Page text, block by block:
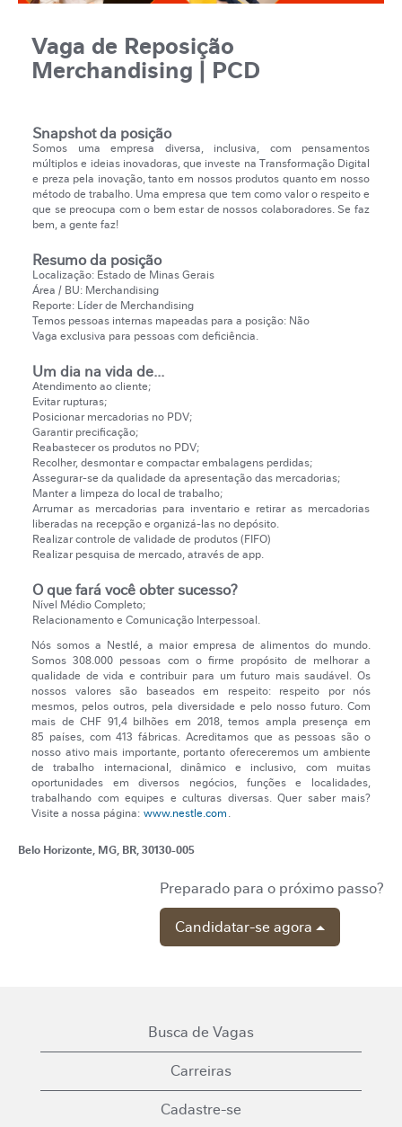
Vaga de Reposição
Merchandising | PCD
Snapshot da posição
Somos uma empresa diversa, inclusiva, com pensamentos
múltiplos e ideias inovadoras, que investe na Transformação Digital
e preza pela inovação, tanto em nossos produtos quanto em nosso
método de trabalho. Uma empresa que tem como valor o respeito e
que se preocupa com o bem estar de nossos colaboradores. Se faz
bem, a gente faz!
Resumo da posição
Localização: Estado de Minas Gerais
Área / BU: Merchandising
Reporte: Líder de Merchandising
Temos pessoas internas mapeadas para a posição: Não
Vaga exclusiva para pessoas com deficiência.
Um dia na vida de...
Atendimento ao cliente;
Evitar rupturas;
Posicionar mercadorias no PDV;
Garantir precificação;
Reabastecer os produtos no PDV;
Recolher, desmontar e compactar embalagens perdidas;
Assegurar-se da qualidade da apresentação das mercadorias;
Manter a limpeza do local de trabalho;
Arrumar as mercadorias para inventario e retirar as mercadorias
liberadas na recepção e organizá-las no depósito.
Realizar controle de validade de produtos (FIFO)
Realizar pesquisa de mercado, através de app.
O que fará você obter sucesso?
Nível Médio Completo;
Relacionamento e Comunicação Interpessoal.
Nós somos a Nestlé, a maior empresa de alimentos do mundo.
Somos 308.000 pessoas com o firme propósito de melhorar a
qualidade de vida e contribuir para um futuro mais saudável. Os
nossos valores são baseados em respeito: respeito por nós
mesmos, pelos outros, pela diversidade e pelo nosso futuro. Com
mais de CHF 91,4 bilhões em 2018, temos ampla presença em
85 países, com 413 fábricas. Acreditamos que as pessoas são o
nosso ativo mais importante, portanto ofereceremos um ambiente
de trabalho internacional, dinâmico e inclusivo, com muitas
oportunidades em diversos negócios, funções e localidades,
trabalhando com equipes e culturas diversas. Quer saber mais?
Visite a nossa página: www.nestle.com.
Belo Horizonte, MG, BR, 30130-005
Preparado para o próximo passo?
Candidatar-se agora
Busca de Vagas
Carreiras
Cadastre-se